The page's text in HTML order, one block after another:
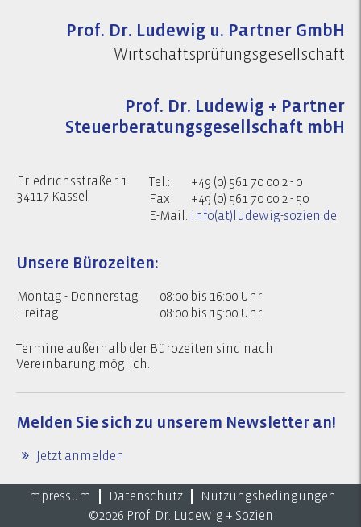
Prof. Dr. Ludewig u. Partner GmbH
Wirtschaftsprüfungsgesellschaft
Prof. Dr. Ludewig + Partner
Steuerberatungsgesellschaft mbH
Friedrichsstraße 11
34117 Kassel
Tel.:
+49 (0) 561 70 00 2 - 0
Fax
+49 (0) 561 70 00 2 - 50
E-Mail: info(at)ludewig-sozien.de
Unsere Bürozeiten:
Montag - Donnerstag
08:00 bis 16:00 Uhr
Freitag
08:00 bis 15:00 Uhr
Termine außerhalb der Bürozeiten sind nach
Vereinbarung möglich.
Melden Sie sich zu unserem Newsletter an!
Jetzt anmelden
©2026 Prof. Dr. Ludewig + Sozien
Impressum Datenschutz Nutzungsbedingungen